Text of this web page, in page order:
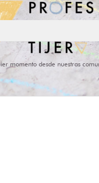
momento desde nuestras